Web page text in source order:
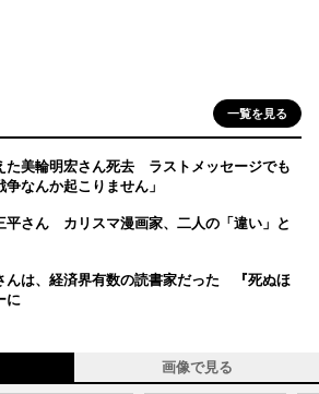
一覧を見る
た美輪明宏さん死去 ラストメッセージでも
なんか起こりません」
平さん カリスマ漫画家、二人の「違い」と
んは、経済界有数の読書家だった 『死ぬほ
に
画像で見る